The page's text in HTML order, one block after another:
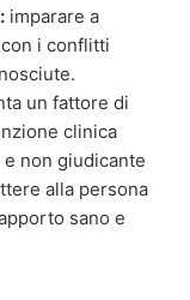
imparare a
i conflitti
un fattore di
clinica
non giudicante
alla persona
sano e